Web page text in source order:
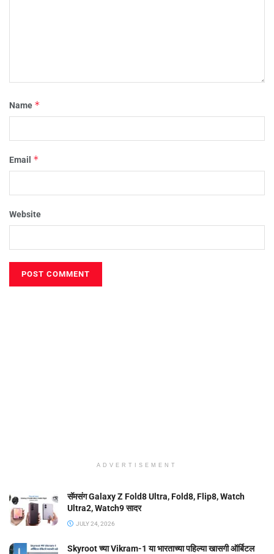
Name *
Email *
Website
ADVERTISEMENT
सॅमसंग Galaxy Z Fold8 Ultra, Fold8, Flip8, Watch
Ultra2, Watch9 सादर
JULY 24, 2026
Skyroot च्या Vikram-1 या भारताच्या पहिल्या खासगी ऑर्बिटल